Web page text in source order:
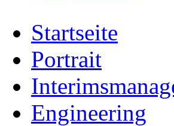
Startseite
Portrait
Engineering